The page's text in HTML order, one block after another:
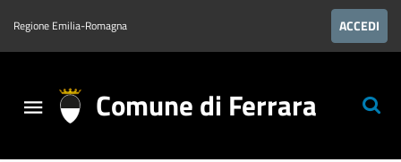
Regione Emilia-Romagna ACCEDI
Comune di Ferrara